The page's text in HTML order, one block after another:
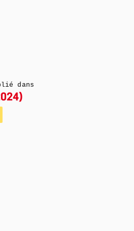
dans